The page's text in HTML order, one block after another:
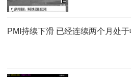
PMI持续下滑 已经连续两个月处